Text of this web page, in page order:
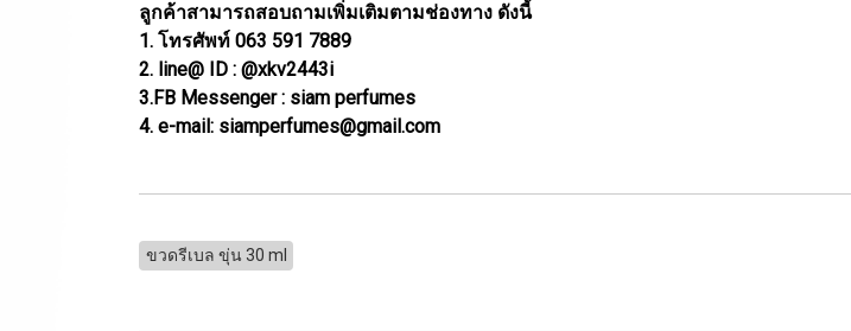
ลูกค้าสามารถสอบถามเพิ่มเติมตามช่องทาง ดังนี้
1. โทรศัพท์ 063 591 7889
2. line@ ID : @xkv2443i
3.FB Messenger : siam perfumes
4. e-mail: siamperfumes@gmail.com
ขวดรีเบล ขุ่น 30 ml